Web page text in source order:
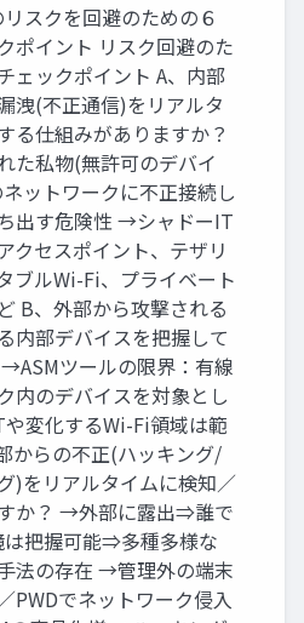
スクを回避のための６
ポイント リスク回避のた
ェックポイント A、内部
洩(不正通信)をリアルタ
る仕組みがありますか？
た私物(無許可のデバイ
ットワークに不正接続し
出す危険性 →シャドーIT
クセスポイント、テザリ
ブルWi-Fi、プライベート
B、外部から攻撃される
内部デバイスを把握して
ツールの限界：有線
内のデバイスを対象とし
変化するWi-Fi領域は範
からの不正(ハッキング/
)をリアルタイムに検知／
か？ →外部に露出⇒誰で
把握可能⇒多種多様な
法の存在 →管理外の端末
PWDでネットワーク侵入